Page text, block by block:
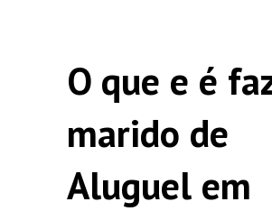
O que e é
marido de
Aluguel em